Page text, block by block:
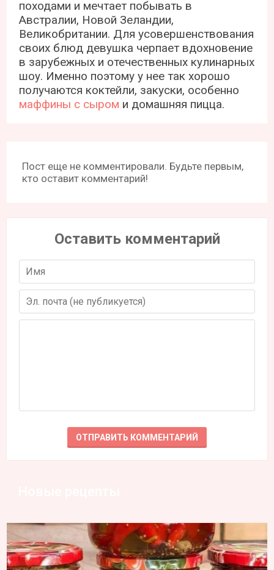
походами и мечтает побывать в
Австралии, Новой Зеландии,
Великобритании. Для усовершенствования
своих блюд девушка черпает вдохновение
в зарубежных и отечественных кулинарных
шоу. Именно поэтому у нее так хорошо
получаются коктейли, закуски, особенно
маффины с сыром и домашняя пицца.
Пост еще не комментировали. Будьте первым,
кто оставит комментарий!
Оставить комментарий